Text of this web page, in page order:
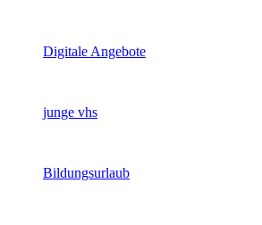
Digitale Angebote
junge vhs
Bildungsurlaub